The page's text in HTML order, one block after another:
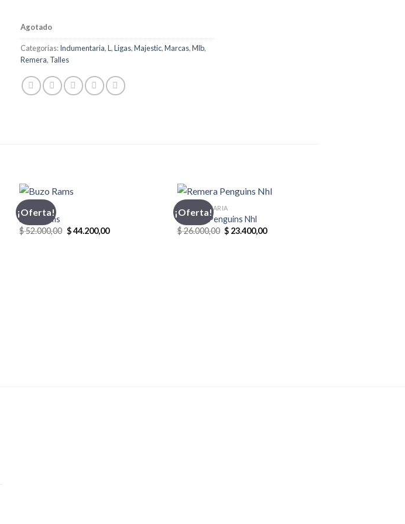
Agotado
Categorías:Indumentaria,L,Ligas,Majestic,Marcas,Mlb,
Remera, Talles
¡Oferta!
BUZO
Buzo Rams
$52.000,00 El
precio
$44.200,00El
¡Oferta!
INDUMENTARIA
Remera Penguins Nhl
$26.000,00 El
precio
$23.400,00El